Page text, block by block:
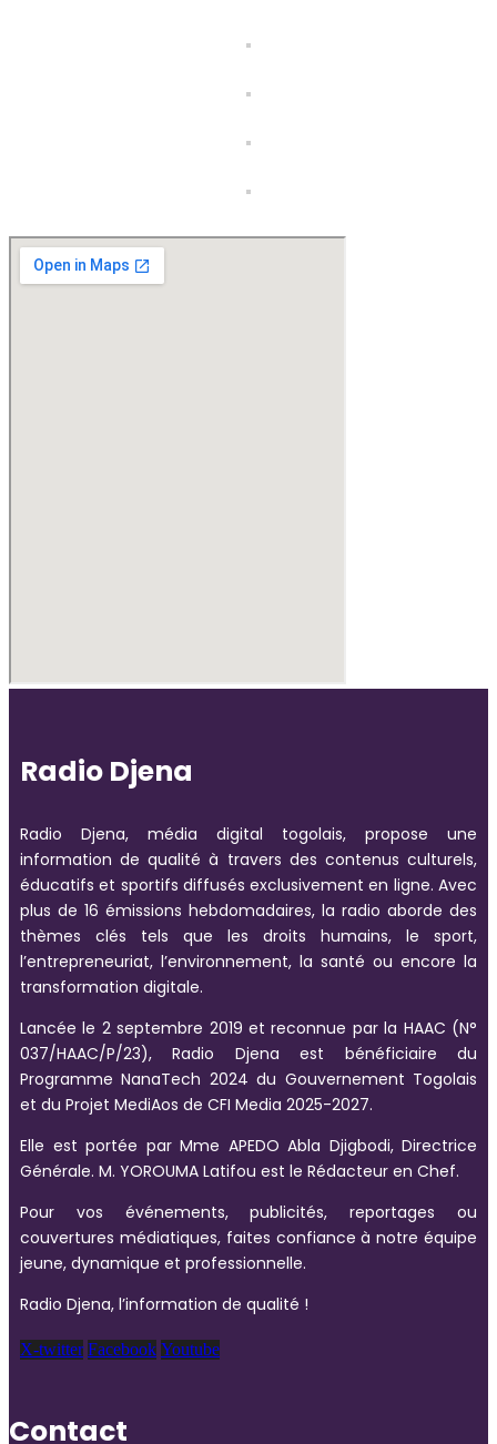
Radio Djena
Radio Djena, média digital togolais, propose une
information de qualité à travers des contenus culturels,
éducatifs et sportifs diffusés exclusivement en ligne. Avec
plus de 16 émissions hebdomadaires, la radio aborde des
thèmes clés tels que les droits humains, le sport,
l’entrepreneuriat, l’environnement, la santé ou encore la
transformation digitale.
Lancée le 2 septembre 2019 et reconnue par la HAAC (N°
037/HAAC/P/23), Radio Djena est bénéficiaire du
Programme NanaTech 2024 du Gouvernement Togolais
et du Projet MediAos de CFI Media 2025-2027.
Elle est portée par Mme APEDO Abla Djigbodi, Directrice
Générale. M. YOROUMA Latifou est le Rédacteur en Chef.
Pour vos événements, publicités, reportages ou
couvertures médiatiques, faites confiance à notre équipe
jeune, dynamique et professionnelle.
Radio Djena, l’information de qualité !
X-twitter Facebook Youtube
Contact